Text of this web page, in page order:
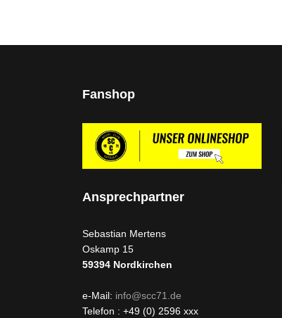
Fanshop
Ansprechpartner
Sebastian Mertens
Oskamp 15
59394 Nordkirchen
e-Mail: info@scc71.de
Telefon : +49 (0) 2596 xxx